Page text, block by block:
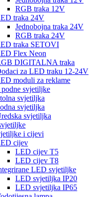
RGB traka 12V
traka 24V
Jednobojna traka 24V
RGB traka 24V
traka SETOVI
Flex Neon
DIGITALNA traka
za LED traku 12-24V
moduli za reklame
podne svjetiljke
svjetiljka
svjetiljka
svjetiljka
i cijevi
cijev
LED cijev T5
LED cijev T8
LED svjetiljke
LED svjetiljka IP20
LED svjetiljka IP65